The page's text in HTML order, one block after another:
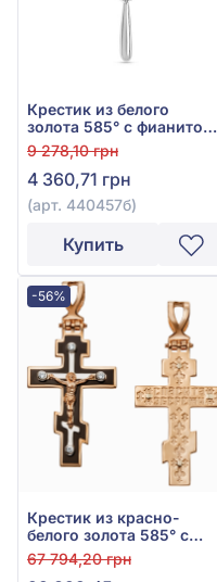
Крестик из белого
золота 585° с фианитом,
арт. 440457б
9 278,10 грн
4 360,71 грн
(арт. 440457б)
Купить
-56%
Крестик из красно-
белого золота 585° с
чёрным фианитом (куб.
цирконий) и эмалью,
67 794,20 грн